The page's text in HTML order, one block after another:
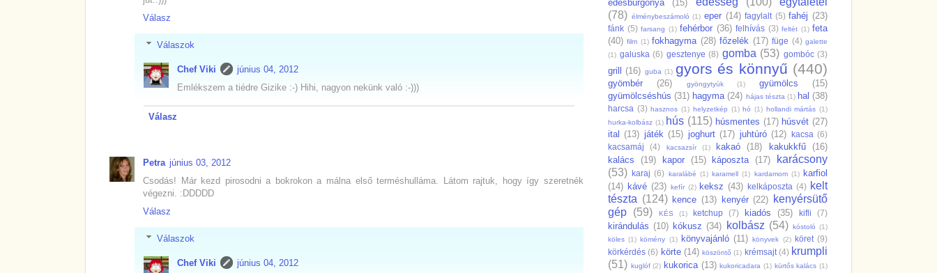
Válasz
Válaszok
Chef Viki
június 04, 2012
Emlékszem a tiédre Gizike :-) Hihi, nagyon nekünk való :-)))
Válasz
Petra június 03, 2012
Csodás! Már kezd pirosodni a bokrokon a málna első terméshulláma. Látom rajtuk, hogy így szeretnék
végezni. :DDDDD
Válasz
Válaszok
Chef Viki június 04, 2012
édesburgonya
(15)
(78) élménybeszámoló (1) eper (14) fagylalt (5) fahéj (23)
fánk (5) farsang (1) fehérbor (36) felhívás (3) feltét (1) feta
(40) film (1) fokhagyma (28) főzelék (17) füge (4) galette
(1) galuska (6) gesztenye (8) gomba (53) gombóc (3)
grill (16) guba (1) gyors és könnyű (440)
gyömbér (26) gyöngytyúk (1) gyümölcs
(15)
gyümölcséshús (31) hagyma (24) hájas tészta (1) hal (38)
harcsa (3) hasznos (1) helyzetkép (1) hó (1) hollandi mártás (1)
hurka-kolbász (1) hús (115) húsmentes (17) húsvét (27)
ital
(13) játék (15) joghurt (17) juhtúró (12) kacsa (6)
kacsamáj
(4) kacsazsír (1) kakaó (18) kakukkfű
(16)
kalács
(19) kapor (15) káposzta (17)
karácsony
(53) karaj (6) karalábé (1) karamell (1) kardamom (1)
karfiol
(14) kávé (23) kefír (2) keksz (43) kelkáposzta (4)
kelt
tészta (124) kence (13) kenyér (22) kenyérsütő
gép (59) KÉS (1) ketchup (7) kiadós (35) kifli (7)
kirándulás (10) kókusz (34) kolbász (54) kóstoló (1)
köles (1) kömény (1) könyvajánló (11) könyvek (2) köret (9)
körkérdés (6) körte (14) köszöntő (1) krémsajt (4) krumpli
(51) kuglóf (2) kukorica (13) kukoricadara (1) kürtős kalács (1)